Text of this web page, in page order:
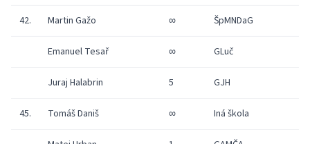
42. Martin Gažo ∞ ŠpMNDaG
Emanuel Tesař ∞ GLuč
Juraj Halabrin 5 GJH
45. Tomáš Daniš ∞ Iná škola